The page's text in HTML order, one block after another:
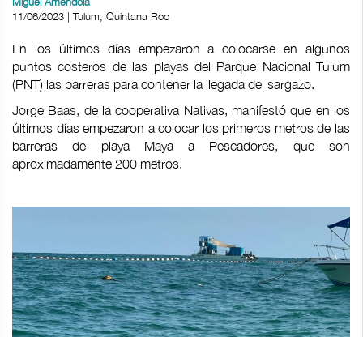
11/06/2023 | Tulum, Quintana Roo
En los últimos días empezaron a colocarse en algunos
puntos costeros de las playas del Parque Nacional Tulum
(PNT) las barreras para contener la llegada del sargazo.
Jorge Baas, de la cooperativa Nativas, manifestó que en los
últimos días empezaron a colocar los primeros metros de las
barreras de playa Maya a Pescadores, que son
aproximadamente 200 metros.